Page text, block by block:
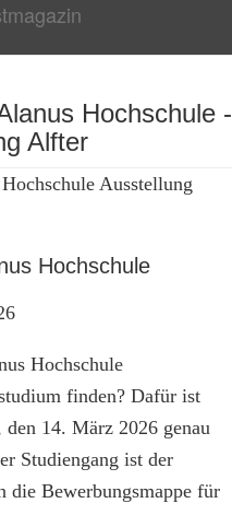
Hochschule -
Alfter
Hochschule
Hochschule
finden? Dafür ist
14. März 2026 genau
Studiengang ist der
die Bewerbungsmappe für